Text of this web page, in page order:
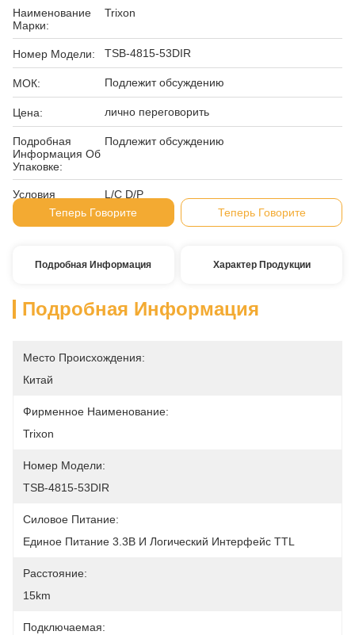
Наименование
Марки:
Trixon
Номер Модели: TSB-4815-53DIR
МОК: Подлежит обсуждению
Цена: лично переговорить
Подробная
Информация Об
Упаковке:
Подлежит обсуждению
Условия
Оплаты:
L/C D/P
Теперь Говорите
Теперь Говорите
Подробная Информация Характер Продукции
Подробная Информация
Место Происхождения:
Китай
Фирменное Наименование:
Trixon
Номер Модели:
TSB-4815-53DIR
Силовое Питание:
Единое Питание 3.3В И Логический Интерфейс TTL
Расстояние:
15km
Подключаемая: